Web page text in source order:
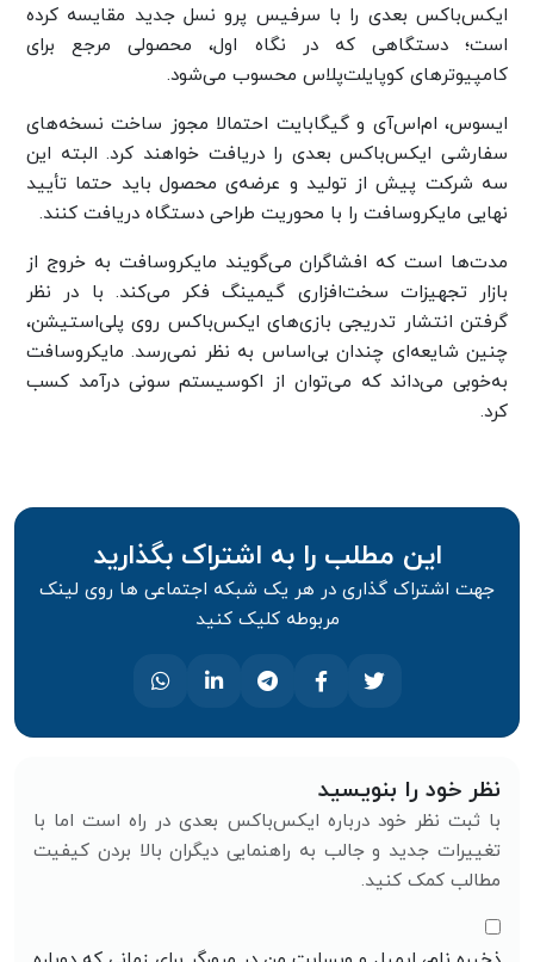
ایکس‌باکس بعدی را با سرفیس پرو نسل جدید مقایسه کرده
است؛ دستگاهی که در نگاه اول، محصولی مرجع برای
کامپیوترهای کوپایلت‌پلاس محسوب می‌شود.
ایسوس، ام‌اس‌آی و گیگابایت احتمالا مجوز ساخت نسخه‌های
سفارشی ایکس‌باکس بعدی را دریافت خواهند کرد. البته این
سه شرکت پیش از تولید و عرضه‌ی محصول باید حتما تأیید
نهایی مایکروسافت را با محوریت طراحی دستگاه دریافت کنند.
مدت‌ها است که افشاگران می‌گویند مایکروسافت به خروج از
بازار تجهیزات سخت‌افزاری گیمینگ فکر می‌کند. با در نظر
گرفتن انتشار تدریجی بازی‌های ایکس‌باکس روی پلی‌استیشن،
چنین شایعه‌ای چندان بی‌اساس به نظر نمی‌رسد. مایکروسافت
به‌خوبی می‌داند که می‌توان از اکوسیستم سونی درآمد کسب
کرد.
این مطلب را به اشتراک بگذارید
جهت اشتراک گذاری در هر یک شبکه اجتماعی ها روی لینک
مربوطه کلیک کنید
نظر خود را بنویسید
با ثبت نظر خود درباره ایکس‌باکس بعدی در راه است اما با
تغییرات جدید و جالب به راهنمایی دیگران بالا بردن کیفیت
مطالب کمک کنید.